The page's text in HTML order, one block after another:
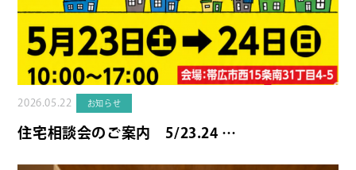
2026.05.22 お知らせ
住宅相談会のご案内 5/23.24 …